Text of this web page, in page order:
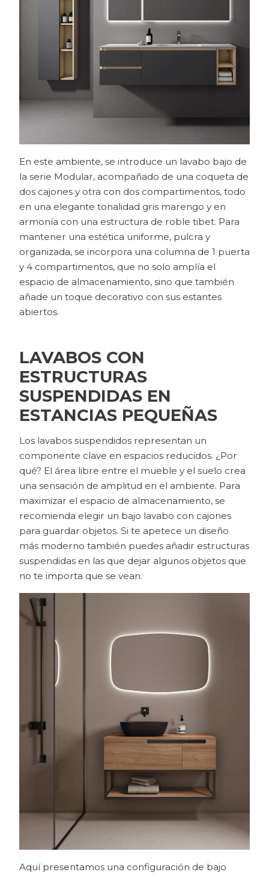
En este ambiente, se introduce un lavabo bajo de
la serie Modular, acompañado de una coqueta de
dos cajones y otra con dos compartimentos, todo
en una elegante tonalidad gris marengo y en
armonía con una estructura de roble tibet. Para
mantener una estética uniforme, pulcra y
organizada, se incorpora una columna de 1 puerta
y 4 compartimentos, que no solo amplía el
espacio de almacenamiento, sino que también
añade un toque decorativo con sus estantes
abiertos.
LAVABOS CON
ESTRUCTURAS
SUSPENDIDAS EN
ESTANCIAS PEQUEÑAS
Los lavabos suspendidos representan un
componente clave en espacios reducidos. ¿Por
qué? El área libre entre el mueble y el suelo crea
una sensación de amplitud en el ambiente. Para
maximizar el espacio de almacenamiento, se
recomienda elegir un bajo lavabo con cajones
para guardar objetos. Si te apetece un diseño
más moderno también puedes añadir estructuras
suspendidas en las que dejar algunos objetos que
no te importa que se vean.
Aquí presentamos una configuración de bajo